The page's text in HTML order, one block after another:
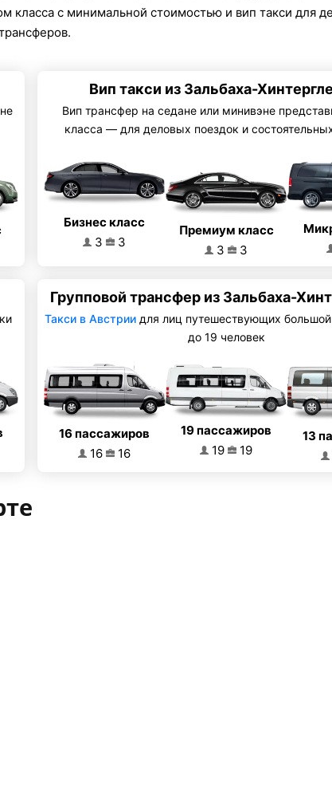
класса с минимальной стоимостью и вип такси для
Вип такси из Зальбаха-
Вип трансфер на седане или минивэне
класса — для деловых поездок и
Бизнес класс
3
3
Премиум класс
3
3
Групповой трансфер из Зальбаха-
Такси в Австриидля лиц путешествующих большой
до 19 человек
16 пассажиров
16
16
19 пассажиров
19
19
13